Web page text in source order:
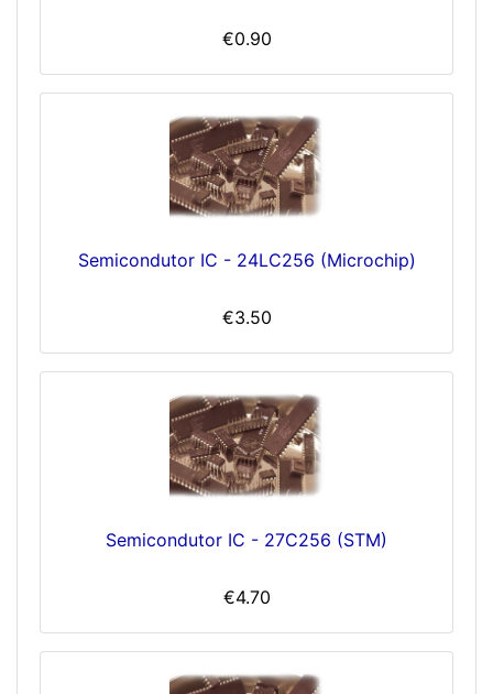
€0.90
Semicondutor IC - 24LC256 (Microchip)
€3.50
Semicondutor IC - 27C256 (STM)
€4.70